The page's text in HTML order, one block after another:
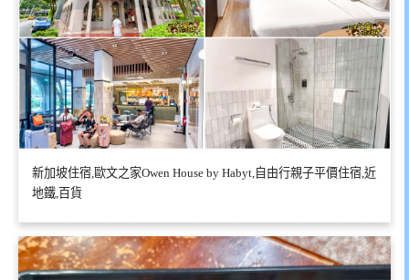
新加坡住宿,歐文之家Owen House by Habyt,自由行親子平價住宿,近
地鐵,百貨